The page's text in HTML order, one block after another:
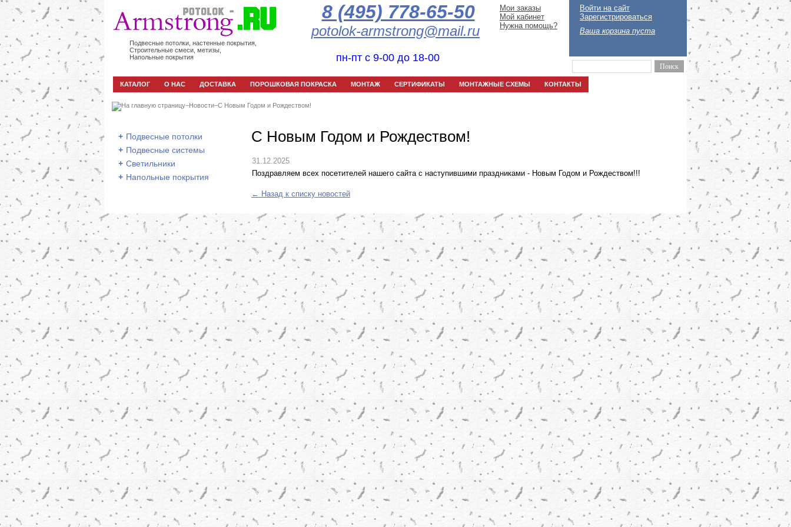
Подвесные потолки, настенные покрытия,
Строительные смеси, метизы,
Напольные покрытия
8 (495) 778-65-50
potolok-armstrong@mail.ru
пн-пт с 9-00 до 18-00
КАТАЛОГ О НАС ДОСТАВКА ПОРОШКОВАЯ ПОКРАСКА МОНТАЖ СЕРТИФИКАТЫ МОНТАЖНЫЕ СХЕМЫ КОНТАКТЫ
Мои заказы
Мой кабинет
Нужна помощь?
Войти на сайт
Зарегистрироваться
Ваша корзина пуста
–Новости–С Новым Годом и Рождеством!
+ Подвесные потолки
+ Подвесные системы
+ Светильники
+ Напольные покрытия
С Новым Годом и Рождеством!
31.12.2025
Поздравляем всех посетителей нашего сайта с наступившими праздниками - Новым Годом и Рождеством!!!
← Назад к списку новостей